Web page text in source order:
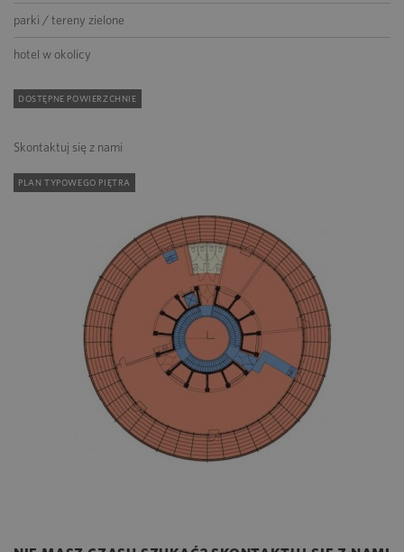
parki / tereny zielone
hotel w okolicy
DOSTĘPNE POWIERZCHNIE
Skontaktuj się z nami
PLAN TYPOWEGO PIĘTRA